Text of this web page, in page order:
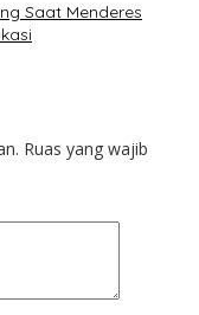
Saat Menderes
Ruas yang wajib